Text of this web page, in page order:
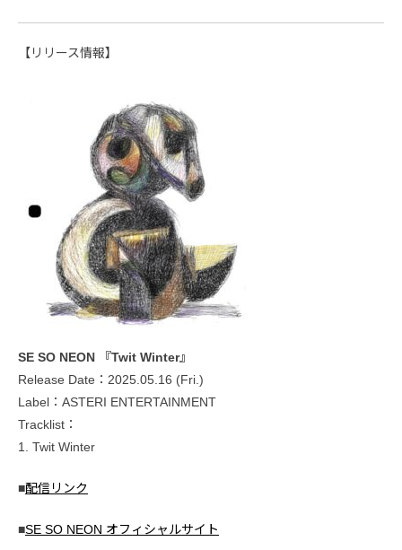
【リリース情報】
SE SO NEON 『Twit Winter』
Release Date：2025.05.16 (Fri.)
Label：ASTERI ENTERTAINMENT
Tracklist：
1. Twit Winter
■配信リンク
■SE SO NEON オフィシャルサイト